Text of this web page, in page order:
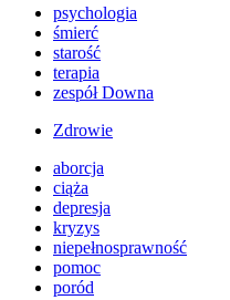
psychologia
śmierć
starość
terapia
zespół Downa
Zdrowie
aborcja
ciąża
depresja
kryzys
niepełnosprawność
pomoc
poród